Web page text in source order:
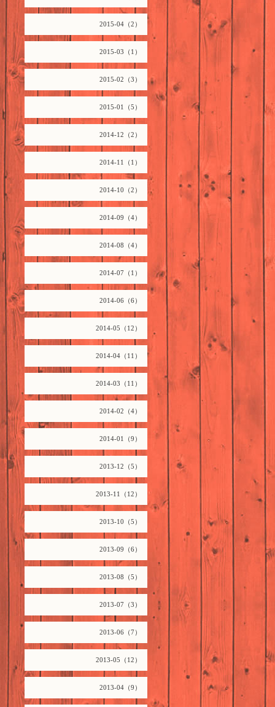
2015-04（2）
2015-03（1）
2015-02（3）
2015-01（5）
2014-12（2）
2014-11（1）
2014-10（2）
2014-09（4）
2014-08（4）
2014-07（1）
2014-06（6）
2014-05（12）
2014-04（11）
2014-03（11）
2014-02（4）
2014-01（9）
2013-12（5）
2013-11（12）
2013-10（5）
2013-09（6）
2013-08（5）
2013-07（3）
2013-06（7）
2013-05（12）
2013-04（9）